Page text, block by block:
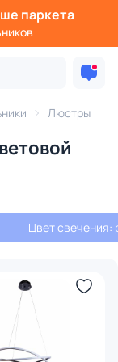
паркета
Люстры
Цвет свечения:
на штанге